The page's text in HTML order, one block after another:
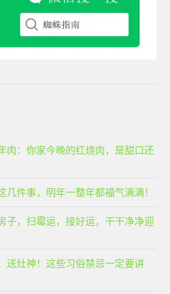
肉：你家今晚的红烧肉，是甜口还
几件事，明年一整年都福气满满！
子，扫霉运，接好运，干干净净迎
送灶神！这些习俗禁忌一定要讲